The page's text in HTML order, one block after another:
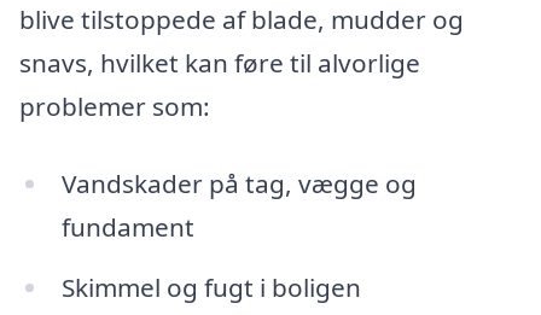
blive tilstoppede af blade, mudder og
snavs, hvilket kan føre til alvorlige
problemer som:
Vandskader på tag, vægge og
fundament
Skimmel og fugt i boligen